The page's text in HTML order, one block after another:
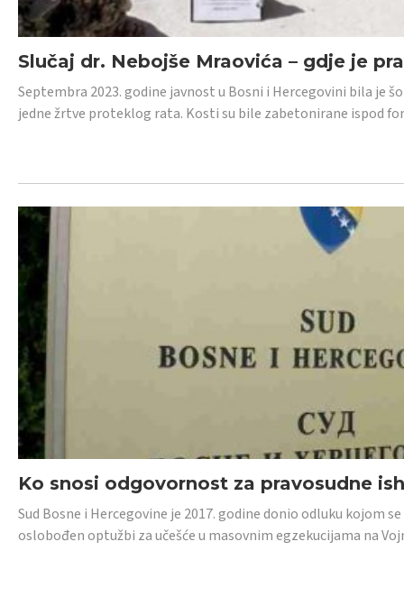
Slučaj dr. Nebojše Mraovića – gdje je
Septembra 2023. godine javnost u Bosni i Hercegovini bila je
jedne žrtve proteklog rata. Kosti su bile zabetonirane ispod
Ko snosi odgovornost za pravosudne
Sud Bosne i Hercegovine je 2017. godine donio odluku kojom
oslobođen optužbi za učešće u masovnim egzekucijama na